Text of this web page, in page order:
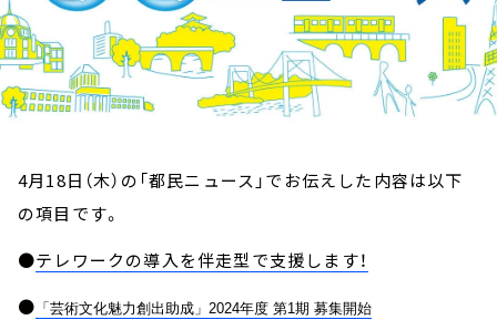
4月18日（木）の「都民ニュース」でお伝えした内容は以下
の項目です。
●テレワークの導入を伴走型で支援します！
● 「芸術文化魅力創出助成」2024年度 第1期 募集開始